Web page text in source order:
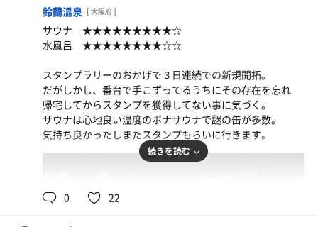
鈴蘭温泉 [ 大阪府 ]
サウナ ★★★★★★★★★☆
水風呂 ★★★★★★★★☆☆
スタンプラリーのおかげで３日連続での新規開拓。
だがしかし、番台で手こずってるうちにその存在を忘れ
帰宅してからスタンプを獲得してない事に気づく。
サウナは心地良い温度のボナサウナで謎の缶が多数。
気持ち良かったしまたスタンプもらいに行きます。
続きを読む
0 22